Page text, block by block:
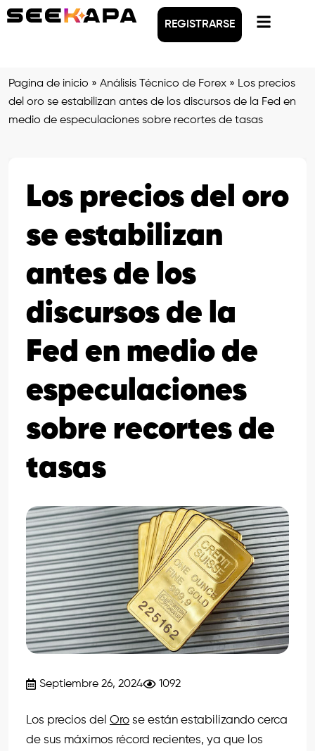
REGISTRARSE
Pagina de inicio » Análisis Técnico de Forex » Los precios
del oro se estabilizan antes de los discursos de la Fed en
medio de especulaciones sobre recortes de tasas
Los precios del oro
se estabilizan
antes de los
discursos de la
Fed en medio de
especulaciones
sobre recortes de
tasas
Septiembre 26, 2024 1092
Los precios del Oro se están estabilizando cerca
de sus máximos récord recientes, ya que los